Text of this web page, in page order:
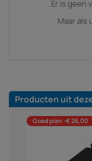
Er is geen
Maar als
Producten uit
Goed plan -€ 26,00